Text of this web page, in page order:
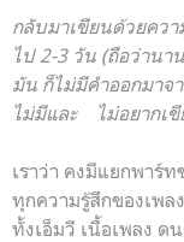
กลับมาเขียนด้วยคว
ไป 2-3 วัน (ถือว่านา
มัน ก็ไม่มีคำออกมาจ
ไม่มีและ ไม่อยากเขี
เราว่า คงมีแยกพาร์
ทุกความรู้สึกของเพล
ทั้งเอ็มวี เนื้อเพลง ด